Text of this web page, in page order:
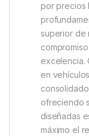
por precios
superior de
excelencia.
en
ofreciendo
diseñadas
máximo el